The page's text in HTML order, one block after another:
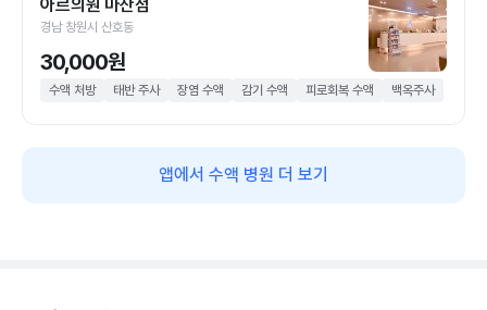
아르의원 마산점
경남 창원시 산호동
30,000원
수액 처방 태반 주사 장염 수액 감기 수액 피로회복 수액 백옥주사
앱에서 수액 병원 더 보기